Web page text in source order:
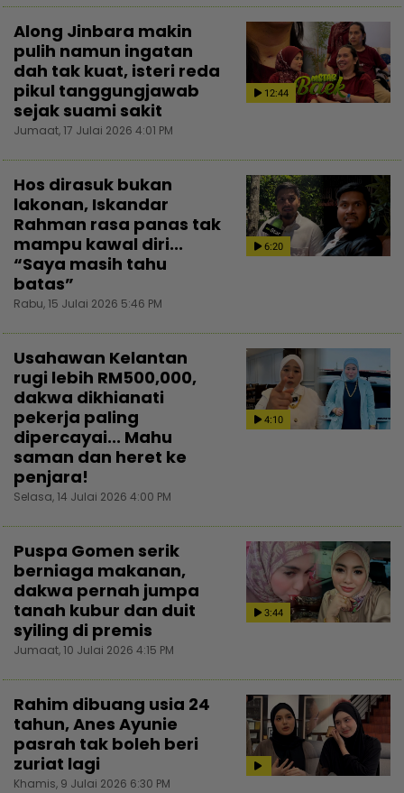
12:44
Along Jinbara makin
pulih namun ingatan
dah tak kuat, isteri reda
pikul tanggungjawab
sejak suami sakit
Jumaat, 17 Julai 2026 4:01 PM
6:20
Hos dirasuk bukan
lakonan, Iskandar
Rahman rasa panas tak
mampu kawal diri...
“Saya masih tahu
batas”
Rabu, 15 Julai 2026 5:46 PM
4:10
Usahawan Kelantan
rugi lebih RM500,000,
dakwa dikhianati
pekerja paling
dipercayai... Mahu
saman dan heret ke
penjara!
Selasa, 14 Julai 2026 4:00 PM
3:44
Puspa Gomen serik
berniaga makanan,
dakwa pernah jumpa
tanah kubur dan duit
syiling di premis
Jumaat, 10 Julai 2026 4:15 PM
Rahim dibuang usia 24
tahun, Anes Ayunie
pasrah tak boleh beri
zuriat lagi
Khamis, 9 Julai 2026 6:30 PM